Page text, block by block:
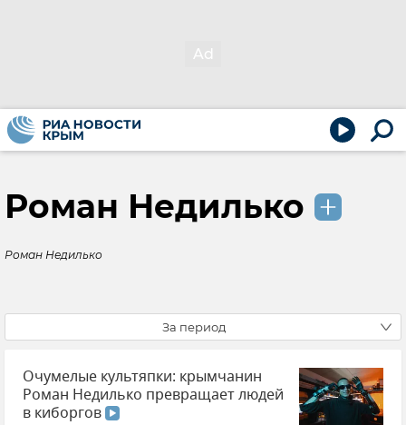
Роман Недилько
Роман Недилько
За период
Очумелые культяпки: крымчанин
Роман Недилько превращает людей
в киборгов